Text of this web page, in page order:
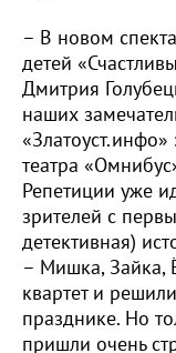
– В новом
детей
Дмитрия
наших
театра
Репетиции уже
зрителей с
детективная)
– Мишка, Зайка,
квартет и
празднике. Но
пришли очень